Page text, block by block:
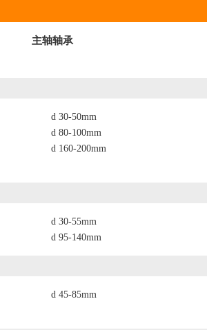
主轴轴承
d 30-50mm
d 80-100mm
d 160-200mm
d 30-55mm
d 95-140mm
d 45-85mm